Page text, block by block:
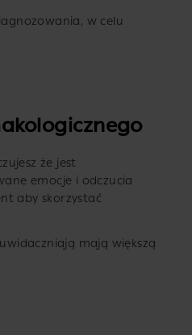
w celu
że jest
emocje i odczucia
aby skorzystać
mają większą